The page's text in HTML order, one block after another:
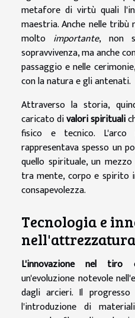
metafore di virtù quali
maestria. Anche nelle tribù
molto importante, non
sopravvivenza, ma anche
passaggio e nelle
con la natura e gli antenati.
Attraverso la storia,
caricato divalori spirituali
fisico e tecnico.
rappresentava spesso un
quello spirituale, un
tra mente, corpo e spirito
consapevolezza.
Tecnologia e
L'innovazione nel tiro
un'evoluzione notevole
dagli arcieri. Il
l'introduzione di